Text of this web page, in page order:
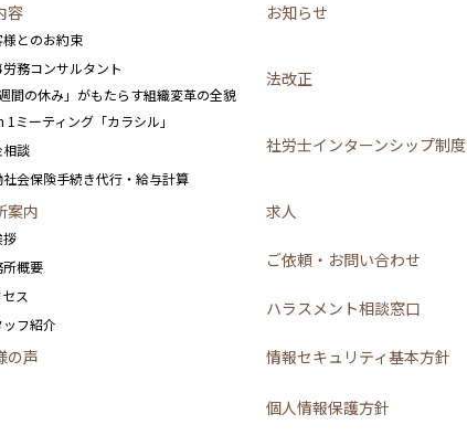
容
様とのお約束
労務コンサルタント
週間の休み」がもたらす組織変革の全貌
1ミーティング「カラシル」
相談
社会保険手続き代行・給与計算
案内
拶
所概要
ス
ッフ紹介
の声
お知らせ
法改正
社労士インターンシップ制度
求人
ご依頼・お問い合わせ
ハラスメント相談窓口
情報セキュリティ基本方針
個人情報保護方針